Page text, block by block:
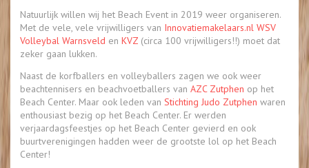
Natuurlijk willen wij het Beach Event in 2019 weer organiseren.
Met de vele, vele vrijwilligers van Innovatiemakelaars.nl WSV
Volleybal Warnsveld en KVZ (circa 100 vrijwilligers!!) moet dat
zeker gaan lukken.
Naast de korfballers en volleyballers zagen we ook weer
beachtennisers en beachvoetballers van AZC Zutphen op het
Beach Center. Maar ook leden van Stichting Judo Zutphen waren
enthousiast bezig op het Beach Center. Er werden
verjaardagsfeestjes op het Beach Center gevierd en ook
buurtverenigingen hadden weer de grootste lol op het Beach
Center!